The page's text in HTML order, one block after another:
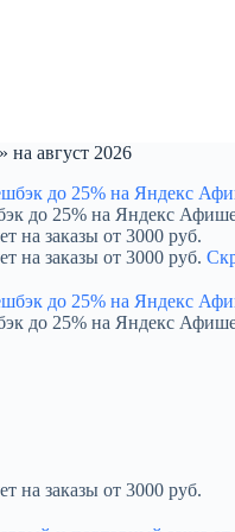
на август 2026
до 25% на Яндекс
на заказы от 3000 руб.
на заказы от 3000 руб.
до 25% на Яндекс
на заказы от 3000 руб.